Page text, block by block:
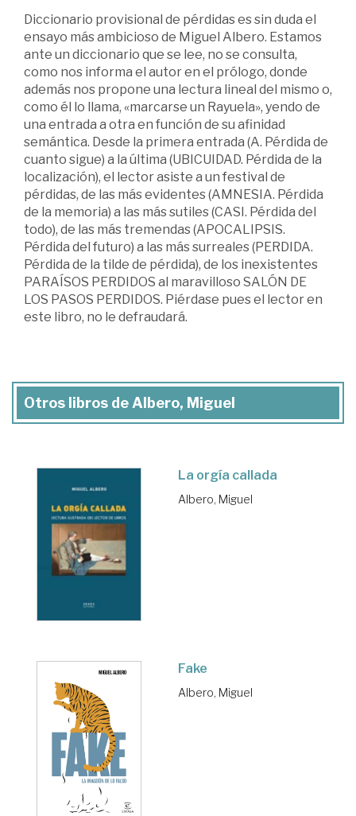
Diccionario provisional de pérdidas es sin duda el
ensayo más ambicioso de Miguel Albero. Estamos
ante un diccionario que se lee, no se consulta,
como nos informa el autor en el prólogo, donde
además nos propone una lectura lineal del mismo o,
como él lo llama, «marcarse un Rayuela», yendo de
una entrada a otra en función de su afinidad
semántica. Desde la primera entrada (A. Pérdida de
cuanto sigue) a la última (UBICUIDAD. Pérdida de la
localización), el lector asiste a un festival de
pérdidas, de las más evidentes (AMNESIA. Pérdida
de la memoria) a las más sutiles (CASI. Pérdida del
todo), de las más tremendas (APOCALIPSIS.
Pérdida del futuro) a las más surreales (PERDIDA.
Pérdida de la tilde de pérdida), de los inexistentes
PARAÍSOS PERDIDOS al maravilloso SALÓN DE
LOS PASOS PERDIDOS. Piérdase pues el lector en
este libro, no le defraudará.
Otros libros de Albero, Miguel
La orgía callada
Albero, Miguel
Fake
Albero, Miguel